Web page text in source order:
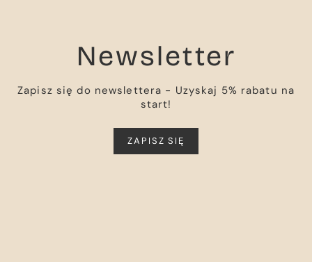
Newsletter
Zapisz się do newslettera - Uzyskaj 5% rabatu na
start!
ZAPISZ SIĘ